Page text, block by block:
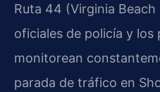
Ruta 44 (Virginia
oficiales de policía y los
monitorean
parada de tráfico en